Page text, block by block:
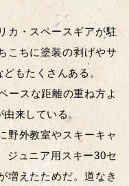
カ・スペースギアが駐
こちに塗装の剥げやサ
もたくさんある。
ースな距離の重ね方よ
来している。
野外教室やスキーキャ
ジュニア用スキー30セ
増えたためだ。道なき